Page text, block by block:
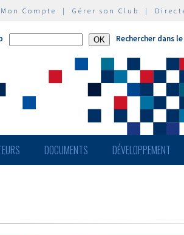
Mon Compte | Gérer son Club |
Rechercher dans
DOCUMENTS DÉVELOPPEMENT